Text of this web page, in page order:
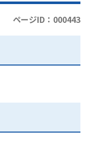
ページID：000443